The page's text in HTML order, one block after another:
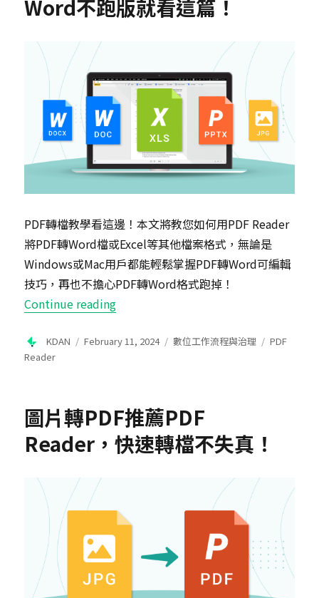
Word不跑版就看這篇！
PDF轉檔教學看這邊！本文將教您如何用PDF Reader
將PDF轉Word檔或Excel等其他檔案格式，無論是
Windows或Mac用戶都能輕鬆掌握PDF轉Word可編輯
技巧，再也不擔心PDF轉Word格式跑掉！
Continue reading“PDF轉檔教學》想要PDF轉Word不
Author
KDAN
Posted
February 11, 2024 Categories
數位工作流程與治理 Tags
PDF
Reader
圖片轉PDF推薦PDF
Reader，快速轉檔不失真！